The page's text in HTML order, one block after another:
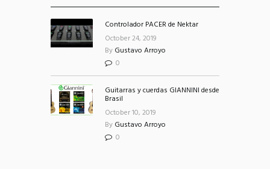
Controlador PACER de Nektar
October 24, 2019
By Gustavo Arroyo
0
Guitarras y cuerdas GIANNINI desde
Brasil
October 10, 2019
By Gustavo Arroyo
0